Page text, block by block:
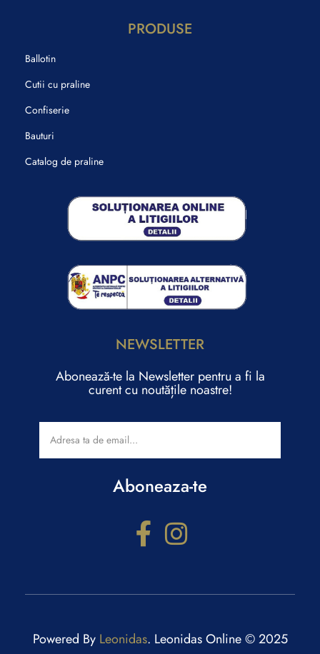
PRODUSE
Ballotin
Cutii cu praline
Confiserie
Bauturi
Catalog de praline
NEWSLETTER
Abonează-te la Newsletter pentru a fi la
curent cu noutățile noastre!
Aboneaza-te
Powered By Leonidas. Leonidas Online © 2025
Răspunde la câteva întrebări și primești recomandări